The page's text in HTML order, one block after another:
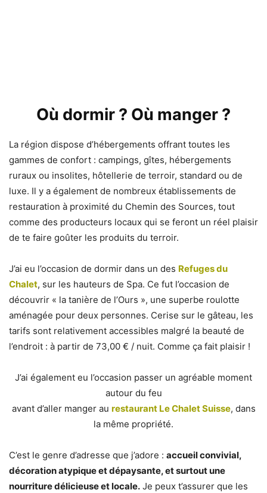
Où dormir ? Où manger ?
La région dispose d’hébergements offrant toutes les
gammes de confort : campings, gîtes, hébergements
ruraux ou insolites, hôtellerie de terroir, standard ou de
luxe. Il y a également de nombreux établissements de
restauration à proximité du Chemin des Sources, tout
comme des producteurs locaux qui se feront un réel plaisir
de te faire goûter les produits du terroir.
J’ai eu l’occasion de dormir dans un des Refuges du
Chalet, sur les hauteurs de Spa. Ce fut l’occasion de
découvrir « la tanière de l’Ours », une superbe roulotte
aménagée pour deux personnes. Cerise sur le gâteau, les
tarifs sont relativement accessibles malgré la beauté de
l’endroit : à partir de 73,00 € / nuit. Comme ça fait plaisir !
J’ai également eu l’occasion passer un agréable moment
autour du feu
avant d’aller manger au restaurant Le Chalet Suisse, dans
la même propriété.
C’est le genre d’adresse que j’adore : accueil convivial,
décoration atypique et dépaysante, et surtout une
nourriture délicieuse et locale. Je peux t’assurer que les